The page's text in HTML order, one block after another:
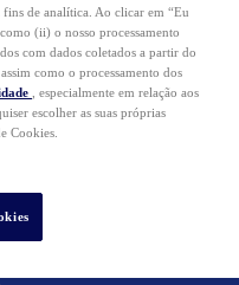
fins de analítica. Ao clicar em “Eu
(ii) o nosso processamento
com dados coletados a partir do
como o processamento dos
, especialmente em relação aos
escolher as suas próprias
Cookies.